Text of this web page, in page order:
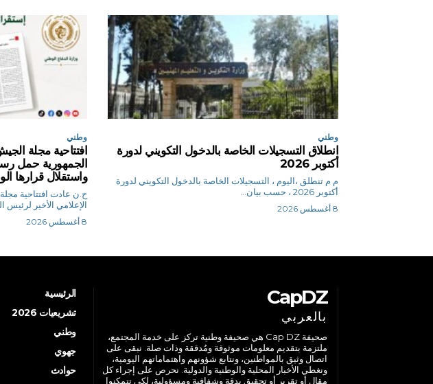
وطني
انطلاق التسجيلات الخاصة بالدخول التكويني لدورة
أكتوبر 2026
م م تنطلق ،اليوم ، التسجيلات الخاصة بالدخول التكويني لدورة
أكتوبر 2026 ، حسب بيان...
8 أغسطس 2026
وطني
افتتاحية مجلة
الجمهورية حمل
واستقلال قرارها
ح.ن عادت افتتاحية
الإعلامي الأخير لرئيس
8 أغسطس 2026
CapDZ
بالعربي
صحيفة Cap DZ هي صحيفة وطنية تركز على خدمة المجتمع،
ملتزمة بتقديم معلومات موثوقة ومُدققة وذات صلة. نبقى على
اتصال وثيق بالمواطنين، ونتابع شؤونهم واهتماماتهم اليومية،
ونغطي الأخبار المحلية والوطنية والدولية. نحرص على إجراء كل
مقال أو تقرير أو تحقيق بدقة وشفافية ومسؤولية، لكي تتمكنوا
الرئيسية
تشريعيات 2026
وطني
جهوي
حوادث